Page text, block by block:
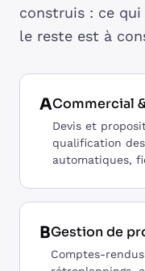
construis : ce
le reste est à
ACommercial
Devis et
qualification
automatiques,
BGestion de
Comptes-